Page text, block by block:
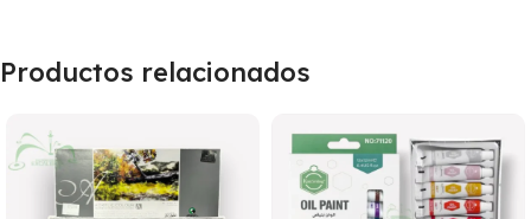
Productos relacionados